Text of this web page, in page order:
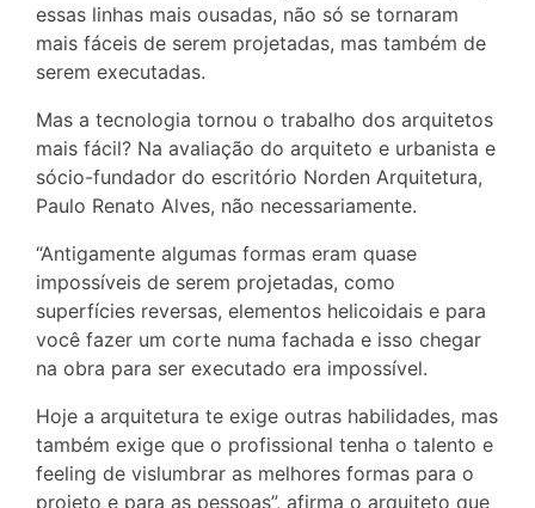
essas linhas mais ousadas, não só se tornaram
mais fáceis de serem projetadas, mas também de
serem executadas.
Mas a tecnologia tornou o trabalho dos arquitetos
mais fácil? Na avaliação do arquiteto e urbanista e
sócio-fundador do escritório Norden Arquitetura,
Paulo Renato Alves, não necessariamente.
“Antigamente algumas formas eram quase
impossíveis de serem projetadas, como
superfícies reversas, elementos helicoidais e para
você fazer um corte numa fachada e isso chegar
na obra para ser executado era impossível.
Hoje a arquitetura te exige outras habilidades, mas
também exige que o profissional tenha o talento e
feeling de vislumbrar as melhores formas para o
projeto e para as pessoas”, afirma o arquiteto que